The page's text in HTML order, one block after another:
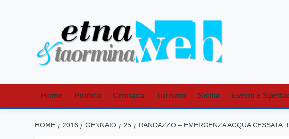
Home Politica Cronaca Turismo Sicilia Eventi e
HOME 2016 GENNAIO 25 RANDAZZO – EMERGENZA ACQUA